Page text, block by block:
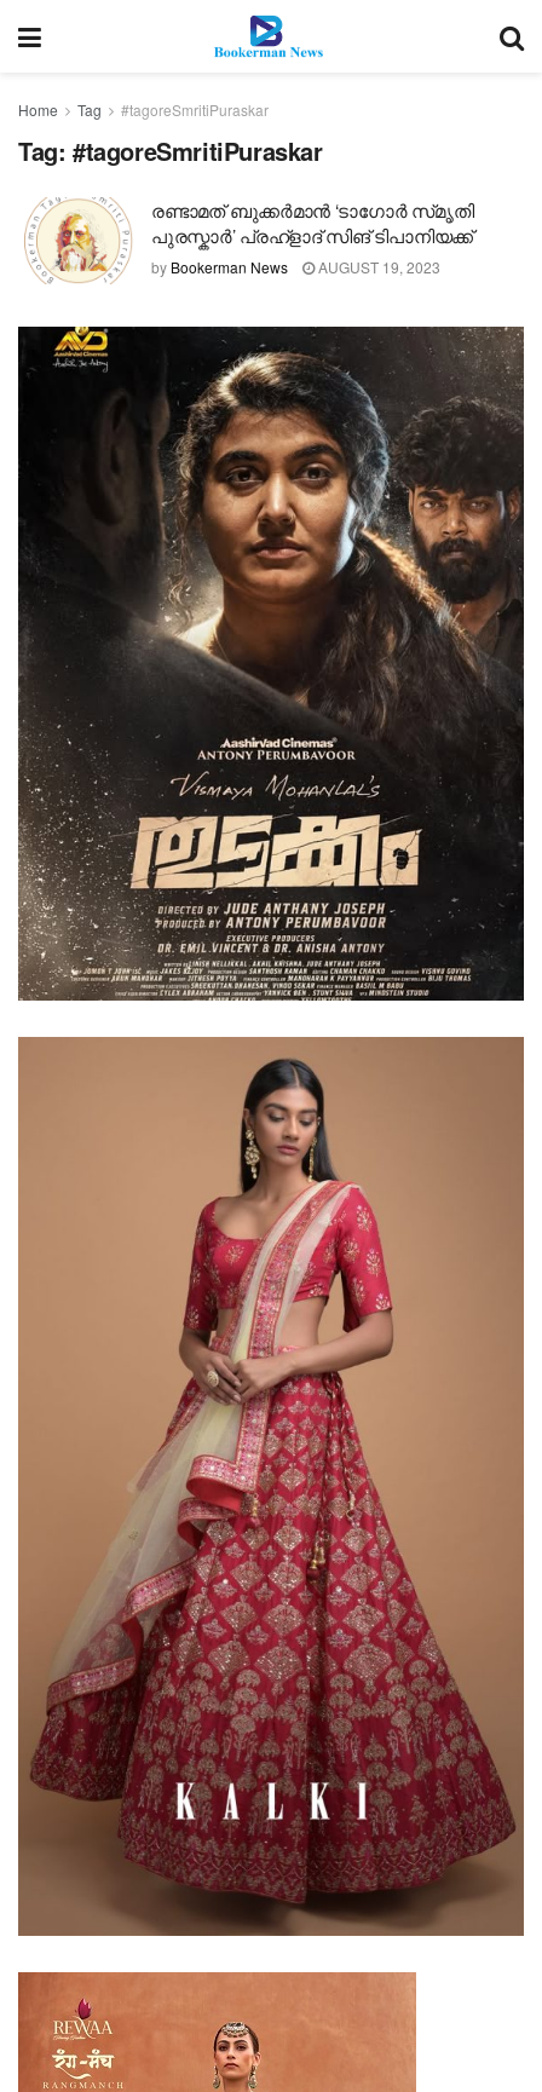
Home Tag #tagoreSmritiPuraskar
Tag: #tagoreSmritiPuraskar
രണ്ടാമത് ബുക്കർമാൻ ‘ടാഗോർ സ്‌മൃതി
പുരസ്കാർ’ പ്രഹ്ളാദ് സിങ് ടിപാനിയക്ക്
by Bookerman News AUGUST 19, 2023